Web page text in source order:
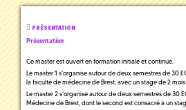
PRÉSENTATION
Présentation
Ce master est ouvert en formation initiale et continue.
Le master 1 s'organise autour de deux semestres de 30
la faculté de médecine de Brest, avec un stage de 2 mois
Le master 2 s'organise autour de deux semestres de 30
Médecine de Brest, dont le second est consacré à un